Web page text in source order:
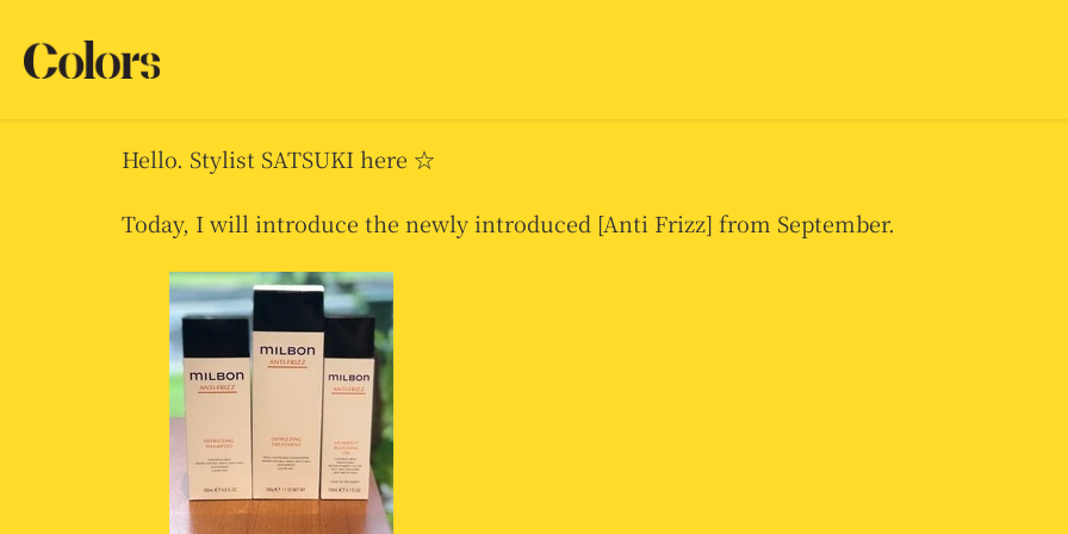
Hello. Stylist SATSUKI here ☆
Today, I will introduce the newly introduced [Anti Frizz] from September.